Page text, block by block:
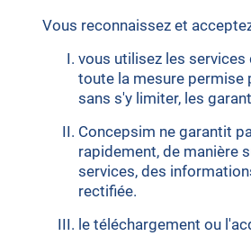
Vous reconnaissez et
vous utilisez les
toute la mesure permise
sans s'y limiter, les
Concepsim ne garantit
rapidement, de manière
services, des
rectifiée.
le téléchargement ou